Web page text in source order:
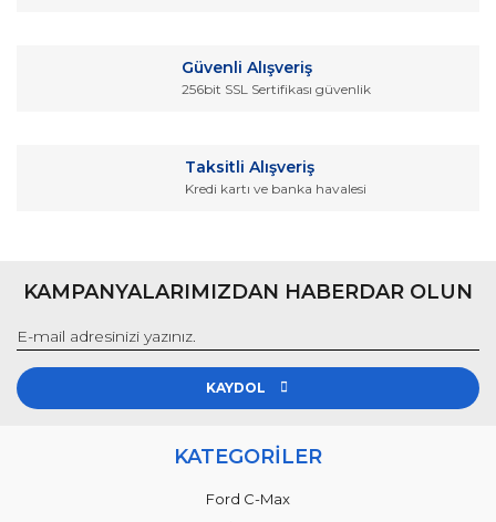
Güvenli Alışveriş
256bit SSL Sertifikası güvenlik
Taksitli Alışveriş
Kredi kartı ve banka havalesi
KAMPANYALARIMIZDAN HABERDAR OLUN
KAYDOL
KATEGORİLER
Ford C-Max